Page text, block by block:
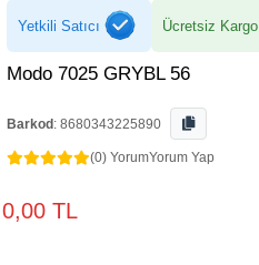
Yetkili Satıcı Ücretsiz Kargo
Modo 7025 GRYBL 56
Barkod : 8680343225890
(0) YorumYorum Yap
0,00 TL